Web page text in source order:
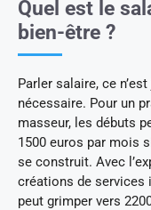
Quel est le
bien-être ?
Parler salaire, ce
nécessaire. Pour un
masseur, les débuts
1500 euros par mois
se construit. Avec
créations de services
peut grimper vers